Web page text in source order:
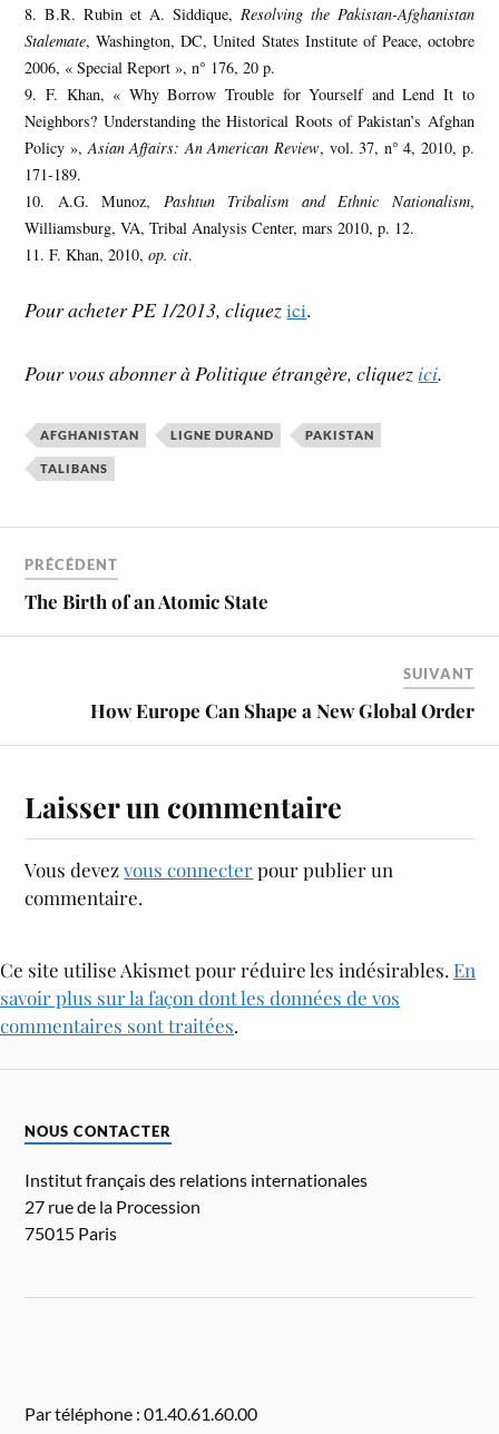
8. B.R. Rubin et A. Siddique, Resolving the Pakistan-Afghanistan
Stalemate, Washington, DC, United States Institute of Peace, octobre
2006, « Special Report », n° 176, 20 p.
9. F. Khan, « Why Borrow Trouble for Yourself and Lend It to
Neighbors? Understanding the Historical Roots of Pakistan’s Afghan
Policy »,Asian Affairs: An American Review, vol. 37, n° 4, 2010, p.
171-189.
10. A.G. Munoz, Pashtun Tribalism and Ethnic Nationalism,
Williamsburg, VA, Tribal Analysis Center, mars 2010, p. 12.
11. F. Khan, 2010,op. cit.
Pour acheter PE 1/2013, cliquezici.
Pour vous abonner à Politique étrangère, cliquez ici.
AFGHANISTAN LIGNE DURAND PAKISTAN
TALIBANS
PRÉCÉDENT
The Birth of an Atomic State
SUIVANT
How Europe Can Shape a New Global Order
Laisser un commentaire
Vous devezvous connecterpour publier un
commentaire.
Ce site utilise Akismet pour réduire les indésirables. En
savoir plus sur la façon dont les données de vos
commentaires sont traitées.
NOUS CONTACTER
Institut français des relations internationales
27 rue de la Procession
75015 Paris
Par téléphone : 01.40.61.60.00